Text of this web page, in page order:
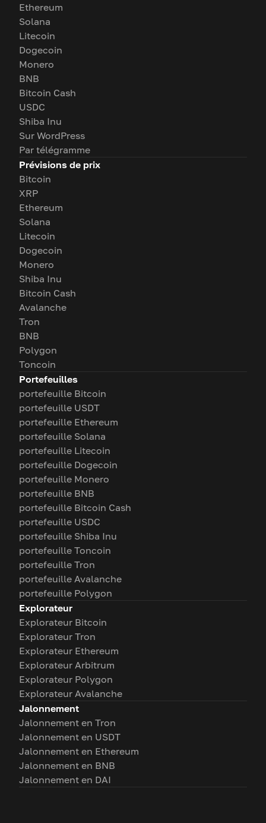
Ethereum
Solana
Litecoin
Dogecoin
Monero
BNB
Bitcoin Cash
USDC
Shiba Inu
Sur WordPress
Par télégramme
Prévisions de prix
Bitcoin
XRP
Ethereum
Solana
Litecoin
Dogecoin
Monero
Shiba Inu
Bitcoin Cash
Avalanche
Tron
BNB
Polygon
Toncoin
Portefeuilles
portefeuille Bitcoin
portefeuille USDT
portefeuille Ethereum
portefeuille Solana
portefeuille Litecoin
portefeuille Dogecoin
portefeuille Monero
portefeuille BNB
portefeuille Bitcoin Cash
portefeuille USDC
portefeuille Shiba Inu
portefeuille Toncoin
portefeuille Tron
portefeuille Avalanche
portefeuille Polygon
Explorateur
Explorateur Bitcoin
Explorateur Tron
Explorateur Ethereum
Explorateur Arbitrum
Explorateur Polygon
Explorateur Avalanche
Jalonnement
Jalonnement en Tron
Jalonnement en USDT
Jalonnement en Ethereum
Jalonnement en BNB
Jalonnement en DAI